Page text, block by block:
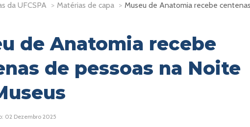
da UFCSPA > Matérias de capa > Museu de Anatomia recebe
de Anatomia recebe
de pessoas na Noite
02 Dezembro 2025